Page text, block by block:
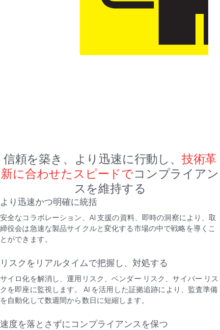
信頼を築き、より迅速に行動し、 技術革
新に合わせたスピードでコンプライアン
スを維持する
より迅速かつ明確に統括
安全なコラボレーション、AI 支援の資料、即時の洞察により、取
締役会は急速な製品サイクルと変化する市場の中で戦略を導くこ
とができます。
リスクをリアルタイムで把握し、対処する
サイロ化を解消し、運用リスク、ベンダー リスク、サイバー リス
クを即座に監視します。 AI を活用した証拠追跡により、監査準備
を自動化して数週間から数日に短縮します。
速度を落とさずにコンプライアンスを保つ